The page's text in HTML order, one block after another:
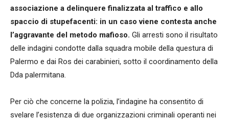
associazione a delinquere finalizzata al traffico e allo
spaccio di stupefacenti: in un caso viene contesta anche
l’aggravante del metodo mafioso. Gli arresti sono il risultato
delle indagini condotte dalla squadra mobile della questura di
Palermo e dai Ros dei carabinieri, sotto il coordinamento della
Dda palermitana.
Per ciò che concerne la polizia, l’indagine ha consentito di
svelare l’esistenza di due organizzazioni criminali operanti nei